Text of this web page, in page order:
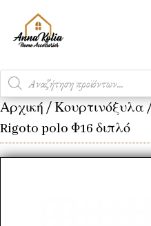
Products
search
Αρχική /Κουρτινόξυλα
Rigoto polo Φ16 διπλό